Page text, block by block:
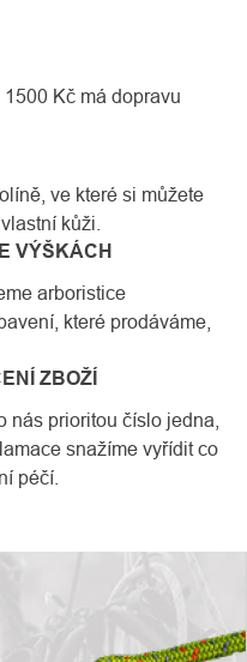
Kč má dopravu
ve které si můžete
kůži.
VÝŠKÁCH
arboristice
které prodáváme,
ZBOŽÍ
nás prioritou číslo jedna,
snažíme vyřídit co
péčí.